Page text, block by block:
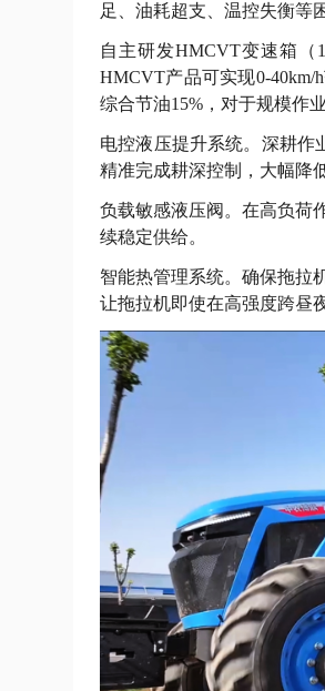
足、油耗超支、温控失衡等
自主研发HMCVT变速箱（
HMCVT产品可实现0-40km/
综合节油15%，对于规模作
电控液压提升系统。深耕作
精准完成耕深控制，大幅降
负载敏感液压阀。在高负荷
续稳定供给。
智能热管理系统。确保拖拉
让拖拉机即使在高强度跨昼